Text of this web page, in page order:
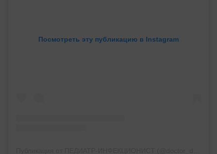
Посмотреть эту публикацию в Instagram